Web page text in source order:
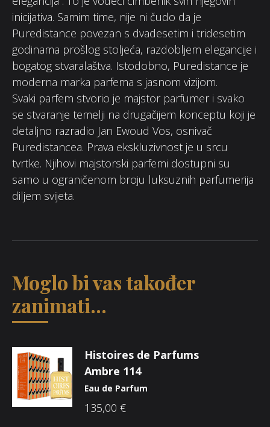
inicijativa. Samim time, nije ni čudo da je
Puredistance povezan s dvadesetim i tridesetim
godinama prošlog stoljeća, razdobljem elegancije i
bogatog stvaralaštva. Istodobno, Puredistance je
moderna marka parfema s jasnom vizijom.
Svaki parfem stvorio je majstor parfumer i svako
se stvaranje temelji na drugačijem konceptu koji je
detaljno razradio Jan Ewoud Vos, osnivač
Puredistancea. Prava ekskluzivnost je u srcu
tvrtke. Njihovi majstorski parfemi dostupni su
samo u ograničenom broju luksuznih parfumerija
diljem svijeta.
Moglo bi vas također
zanimati...
Histoires de Parfums
Ambre 114
Eau de Parfum
135,00 €